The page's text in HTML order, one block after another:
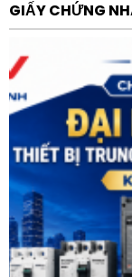
tạp, giúp tối ưu
Ứng dụng
ACS580-
Nhờ dải công
hoạt, sản
Hệ thống
trong các
hoặc quạt
Máy nén khí:
theo nhu
GIẤY CHỨNG